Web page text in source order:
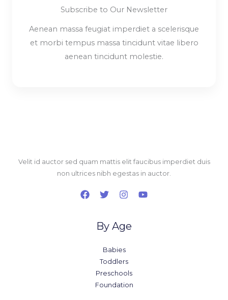
Subscribe to Our Newsletter
Aenean massa feugiat imperdiet a scelerisque
et morbi tempus massa tincidunt vitae libero
aenean tincidunt molestie.
Velit id auctor sed quam mattis elit faucibus imperdiet duis
non ultrices nibh egestas in auctor.
By Age
Babies
Toddlers
Preschools
Foundation